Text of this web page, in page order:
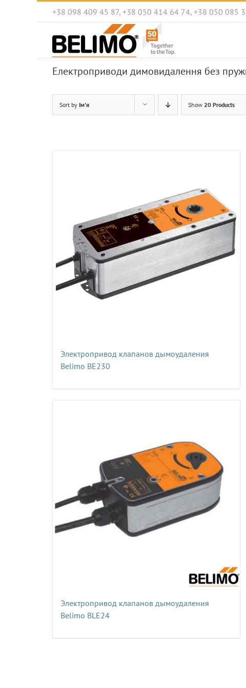
+38 098 409 45 87, +38 050 414 64 74, +38 050 085
Електроприводи димовидалення без
Sort by Ім'я Show 20 Products
Электропривод клапанов дымоудаления
Belimo BE230
Электропривод клапанов дымоудаления
Belimo BLE24